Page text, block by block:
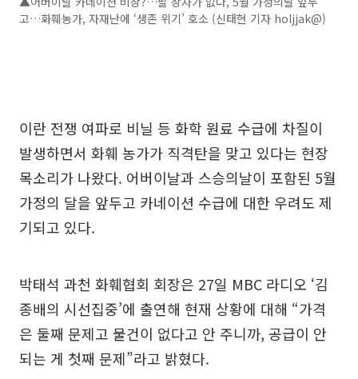
고…화훼농가, 자재난에 ‘생존 위기’ 호소 (신태현 기자 holjjak@)
이란 전쟁 여파로 비닐 등 화학 원료 수급에 차질이
발생하면서 화훼 농가가 직격탄을 맞고 있다는 현장
목소리가 나왔다. 어버이날과 스승의날이 포함된 5월
가정의 달을 앞두고 카네이션 수급에 대한 우려도 제
기되고 있다.
박태석 과천 화훼협회 회장은 27일 MBC 라디오 ‘김
종배의 시선집중’에 출연해 현재 상황에 대해 “가격
은 둘째 문제고 물건이 없다고 안 주니까, 공급이 안
되는 게 첫째 문제”라고 밝혔다.